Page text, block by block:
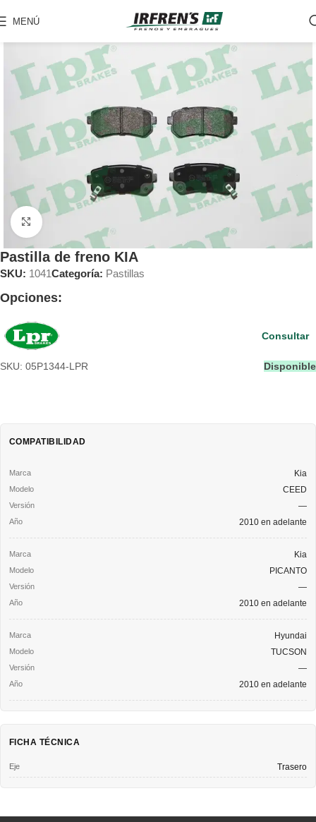
MENÚ
Pastilla de freno KIA
SKU: 1041Categoría: Pastillas
Opciones:
SKU: 05P1344-LPR Disponible
Consultar
COMPATIBILIDAD
Kia
CEED
—
2010 en adelante
Kia
PICANTO
—
2010 en adelante
Hyundai
TUCSON
—
2010 en adelante
FICHA TÉCNICA
Eje Trasero